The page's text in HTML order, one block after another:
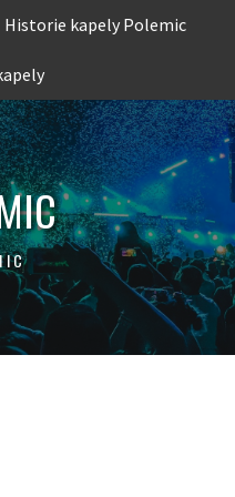
Historie kapely Polemic